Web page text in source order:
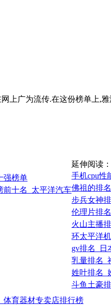
上广为流传.在这份榜单上,
强榜单
前十名_太平洋汽车
延伸阅读：
手机cpu性
佛祖的排
步兵女神
伦理片排
火山主播
环太平洋
gv排名_日
乳量排名_
姓叶排名_
斗鱼土豪
体育器材专卖店排行榜